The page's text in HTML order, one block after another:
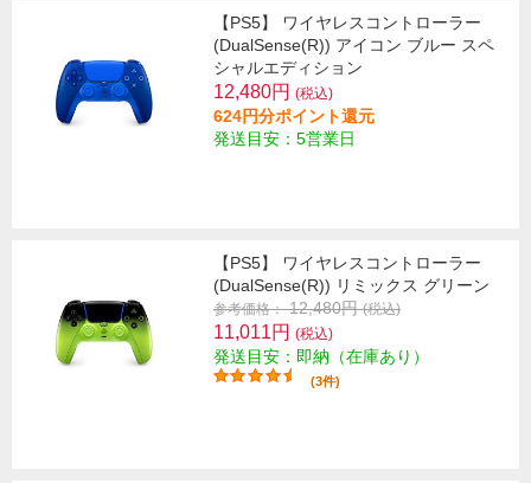
【PS5】 ワイヤレスコントローラー
(DualSense(R)) アイコン ブルー スペ
シャルエディション
12,480円 (税込)
624円分ポイント還元
発送目安：5営業日
【PS5】 ワイヤレスコントローラー
(DualSense(R)) リミックス グリーン
参考価格： 12,480円(税込)
11,011円 (税込)
発送目安：即納（在庫あり）
(3件)